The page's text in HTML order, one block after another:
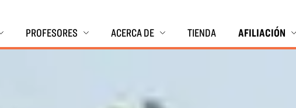
PROFESORES ACERCA DE TIENDA AFILIACIÓN